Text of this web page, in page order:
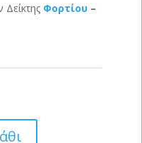
Δείκτης Φορτίου –